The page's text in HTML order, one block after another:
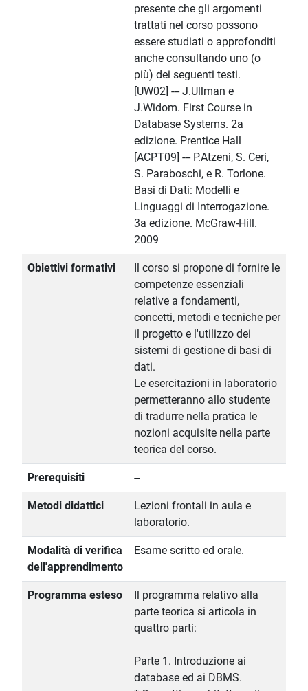
presente che gli argomenti
trattati nel corso possono
essere studiati o approfonditi
anche consultando uno (o
più) dei seguenti testi.
[UW02] --- J.Ullman e
J.Widom. First Course in
Database Systems. 2a
edizione. Prentice Hall
[ACPT09] --- P.Atzeni, S. Ceri,
S. Paraboschi, e R. Torlone.
Basi di Dati: Modelli e
Linguaggi di Interrogazione.
3a edizione. McGraw-Hill.
2009
Obiettivi formativi
Il corso si propone di fornire le
competenze essenziali
relative a fondamenti,
concetti, metodi e tecniche per
il progetto e l'utilizzo dei
sistemi di gestione di basi di
dati.
Le esercitazioni in laboratorio
permetteranno allo studente
di tradurre nella pratica le
nozioni acquisite nella parte
teorica del corso.
Prerequisiti --
Metodi didattici
Lezioni frontali in aula e
laboratorio.
Modalità di verifica
dell'apprendimento
Esame scritto ed orale.
Programma esteso
Il programma relativo alla
parte teorica si articola in
quattro parti:
Parte 1. Introduzione ai
database ed ai DBMS.